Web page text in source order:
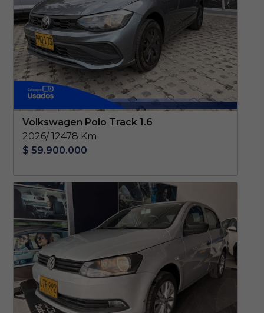
Volkswagen Polo Track 1.6
2026/ 12478 Km
$ 59.900.000